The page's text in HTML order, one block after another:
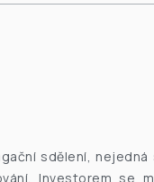
sdělení, nejedná
Investorem se